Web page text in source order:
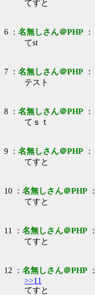
てすと
6 ： 名無しさん＠PHP
てst
7 ： 名無しさん＠PHP
テスト
8 ： 名無しさん＠PHP
てｓｔ
9 ： 名無しさん＠PHP
てすと
10 ： 名無しさん＠PHP
てすと
11 ： 名無しさん＠PHP
てすと
12 ： 名無しさん＠PHP
>>11
てすと